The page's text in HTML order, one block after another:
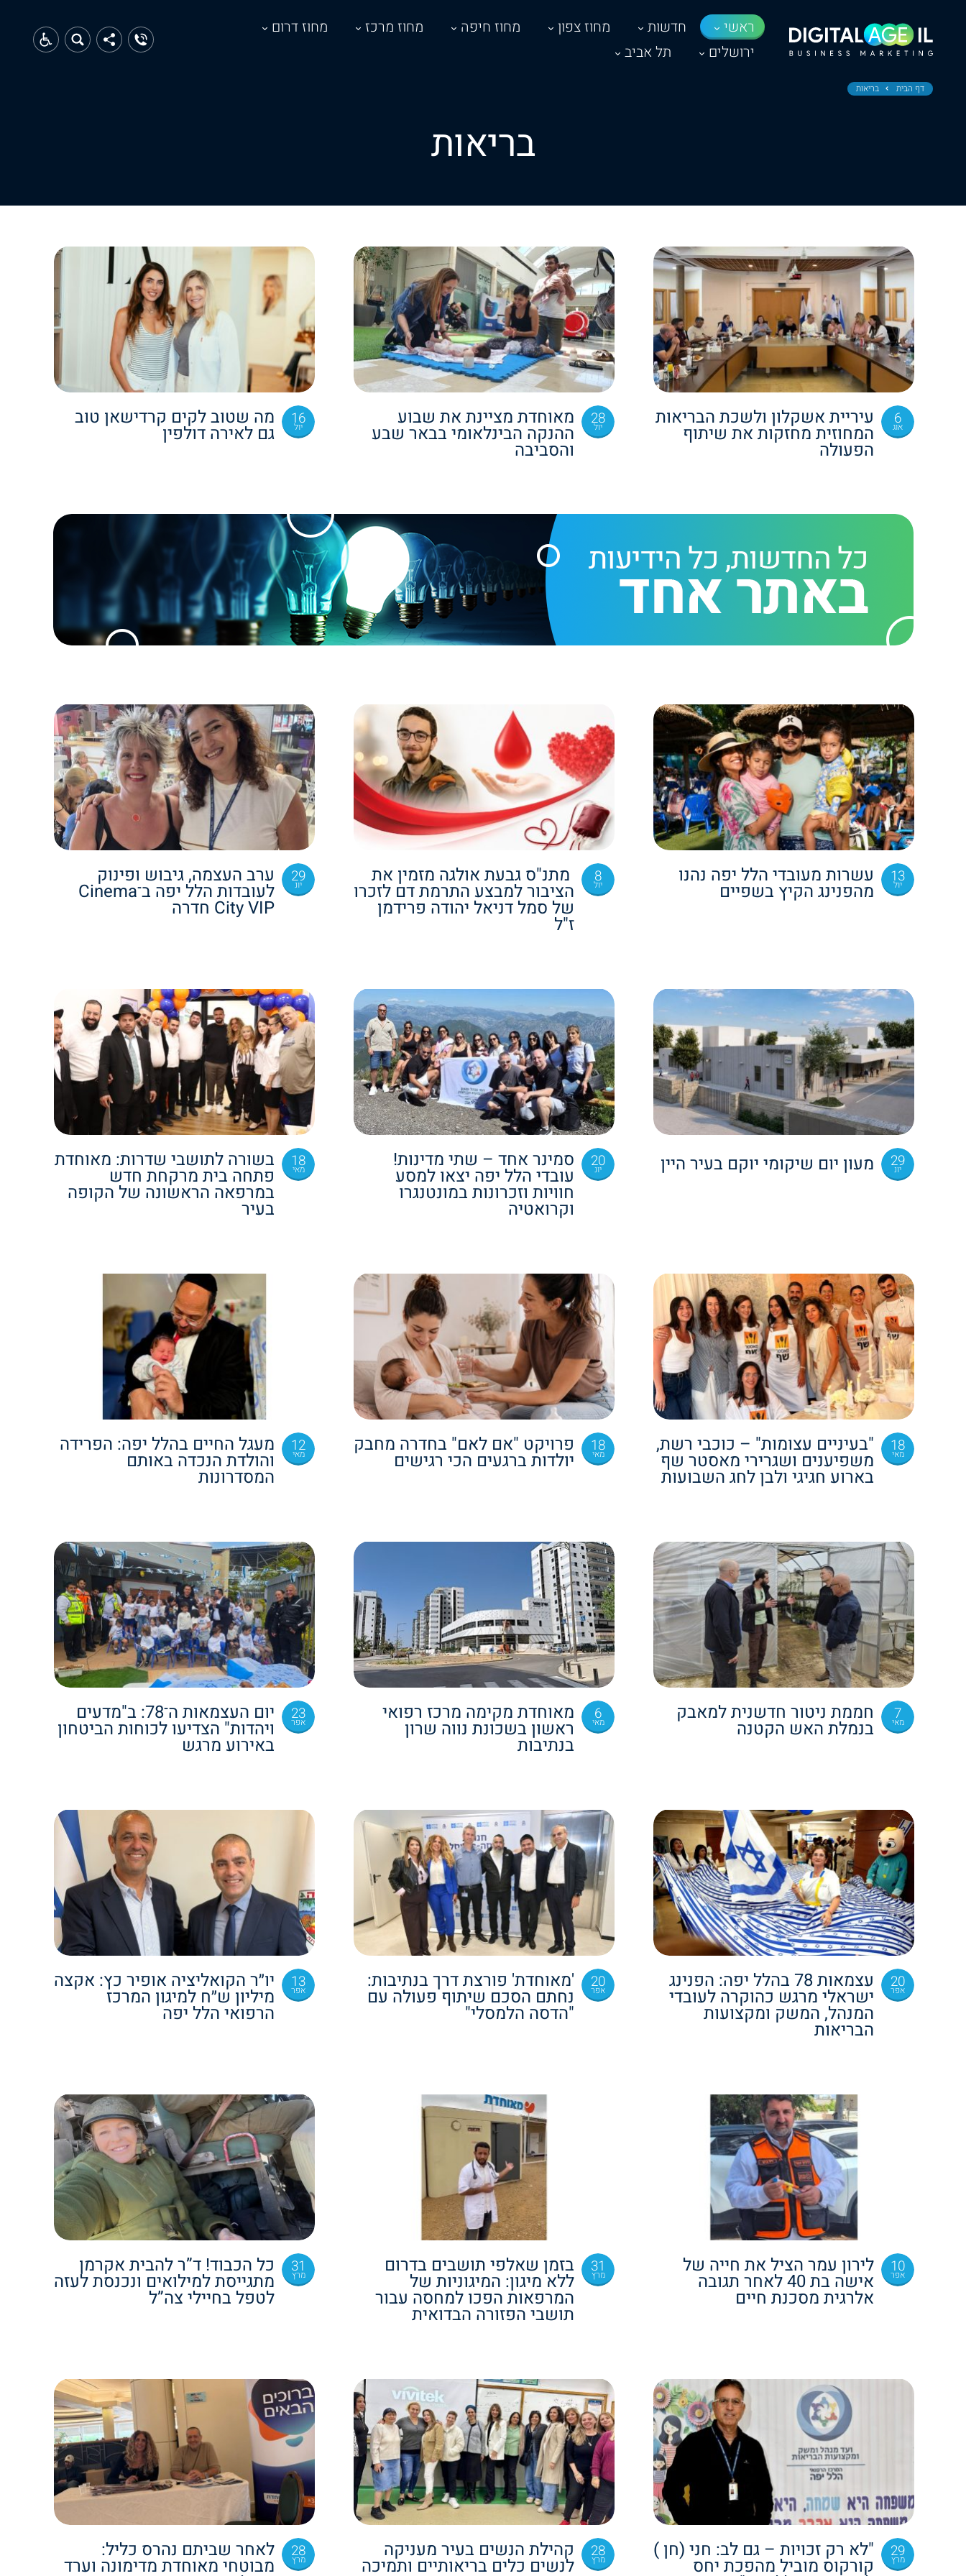
ראשי חדשות מחוז צפון מחוז חיפה מחוז מרכז
מחוז דרום
ירושלים
תל אביב
דף הבית בריאות
בריאות
6
אוג עיריית אשקלון ולשכת הבריאות
המחוזית מחזקות את שיתוף
הפעולה
28
יול מאוחדת מציינת את שבוע
ההנקה הבינלאומי בבאר שבע
והסביבה
16
יול מה שטוב לקים קרדישאן טוב
גם לאירה דולפין
13
יול עשרות מעובדי הלל יפה נהנו
מהפנינג הקיץ בשפיים
8
יול מתנ"ס גבעת אולגה מזמין את
הציבור למבצע התרמת דם לזכרו
של סמל דניאל יהודה פרידמן
ז"ל
29
יונ ערב העצמה, גיבוש ופינוק
לעובדות הלל יפה ב־Cinema
City VIP חדרה
29
יונ מעון יום שיקומי יוקם בעיר היין 20
יונ סמינר אחד – שתי מדינות!
עובדי הלל יפה יצאו למסע
חוויות וזכרונות במונטנגרו
וקרואטיה
18
מאי בשורה לתושבי שדרות: מאוחדת
פתחה בית מרקחת חדש
במרפאה הראשונה של הקופה
בעיר
18
מאי "בעיניים עצומות" – כוכבי רשת,
משפיענים ושגרירי מאסטר שף
בארוע חגיגי ולבן לחג השבועות
18
מאי פרויקט "אם לאם" בחדרה מחבק
יולדות ברגעים הכי רגישים
12
מאי מעגל החיים בהלל יפה: הפרידה
והולדת הנכדה באותם
המסדרונות
7
מאי חממת ניטור חדשנית למאבק
בנמלת האש הקטנה
6
מאי מאוחדת מקימה מרכז רפואי
ראשון בשכונת נווה שרון
בנתיבות
23
אפר יום העצמאות ה־78: ב"מדעים
ויהדות" הצדיעו לכוחות הביטחון
באירוע מרגש
20
אפר עצמאות 78 בהלל יפה: הפנינג
ישראלי מרגש כהוקרה לעובדי
המנהל, המשק ומקצועות
הבריאות
20
אפר 'מאוחדת' פורצת דרך בנתיבות:
נחתם הסכם שיתוף פעולה עם
"הדסה הלמסלי"
13
אפר יו״ר הקואליציה אופיר כץ: אקצה
מיליון ש״ח למיגון המרכז
הרפואי הלל יפה
10
אפר לירון עמר הציל את חייה של
אישה בת 40 לאחר תגובה
אלרגית מסכנת חיים
31
מרץ בזמן שאלפי תושבים בדרום
ללא מיגון: המיגוניות של
המרפאות הפכו למחסה עבור
תושבי הפזורה הבדואית
31
מרץ כל הכבוד! ד”ר להבית אקרמן
מתגייסת למילואים ונכנסת לעזה
לטפל בחיילי צה”ל
29
מרץ "לא רק זכויות – גם לב: חני (חן )
קורקוס מוביל מהפכת יחס
28
מרץ קהילת הנשים בעיר מעניקה
לנשים כלים בריאותיים ותמיכה
28
מרץ לאחר שביתם נהרס כליל:
מבוטחי מאוחדת מדימונה וערד